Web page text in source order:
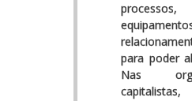
processos,
para poder
Nas